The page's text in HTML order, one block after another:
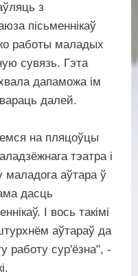
з
пісьменнікаў
работы маладых
сувязь. Гэта
дапаможа ім
далей.
на пляцоўцы
тэатра і
аўтара ў
дасць
І вось такімі
аўтараў да
работу сур'ёзна", -